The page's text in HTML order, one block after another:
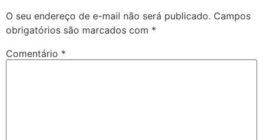
O seu endereço de e-mail não será publicado. Campos
obrigatórios são marcados com *
Comentário *